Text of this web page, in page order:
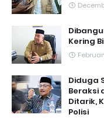
Kering
Diduga
Beraksi
Ditarik,
Polisi